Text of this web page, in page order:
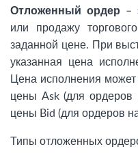
Отложенный ордер –
или продажу
заданной цене. При
указанная цена
Цена исполнения
цены Ask (для ордеров
цены Bid (для ордеров
Типы отложенных